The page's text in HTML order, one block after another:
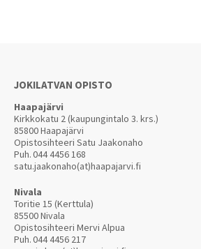
JOKILATVAN OPISTO
Haapajärvi
Kirkkokatu 2 (kaupungintalo 3. krs.)
85800 Haapajärvi
Opistosihteeri Satu Jaakonaho
Puh.044 4456 168
satu.jaakonaho(at)haapajarvi.fi
Nivala
Toritie 15 (Kerttula)
85500 Nivala
Opistosihteeri Mervi Alpua
Puh.044 4456 217